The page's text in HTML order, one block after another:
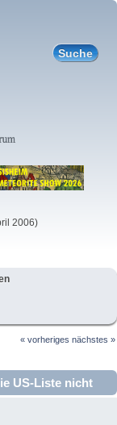
2006)
« vorheriges nächstes »
US-Liste nicht